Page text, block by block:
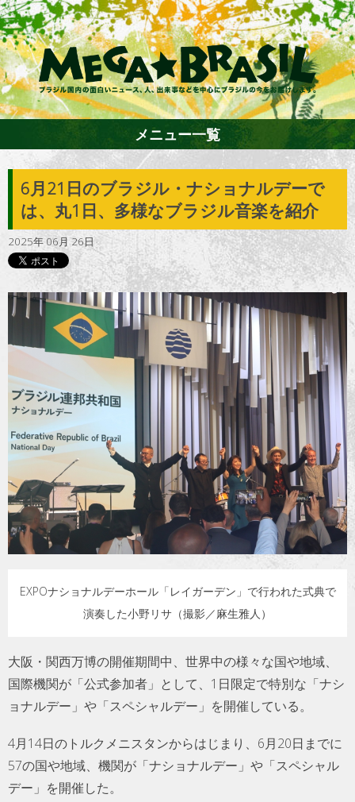
ホーム
ファション
エンターテイメント
グルメ
トラベル
サッカー
PEOPLE
ビジネス
コラム
メニュー一覧
6月21日のブラジル・ナショナルデーで
は、丸1日、多様なブラジル音楽を紹介
2025年 06月 26日
EXPOナショナルデーホール「レイガーデン」で行われた式典で
演奏した小野リサ（撮影／麻生雅人）
大阪・関西万博の開催期間中、世界中の様々な国や地域、
国際機関が「公式参加者」として、1日限定で特別な「ナシ
ョナルデー」や「スペシャルデー」を開催している。
4月14日のトルクメニスタンからはじまり、6月20日までに
57の国や地域、機関が「ナショナルデー」や「スペシャル
デー」を開催した。